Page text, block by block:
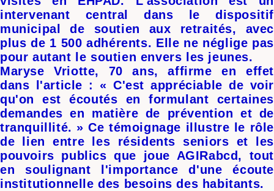
intervenant central dans le dispositif
municipal de soutien aux retraités, avec
plus de 1 500 adhérents. Elle ne néglige pas
pour autant le soutien envers les jeunes.
Maryse Vriotte, 70 ans, affirme en effet
dans l'article : « C'est appréciable de voir
qu'on est écoutés en formulant certaines
demandes en matière de prévention et de
tranquillité. » Ce témoignage illustre le rôle
de lien entre les résidents seniors et les
pouvoirs publics que joue AGIRabcd, tout
en soulignant l'importance d'une écoute
institutionnelle des besoins des habitants.